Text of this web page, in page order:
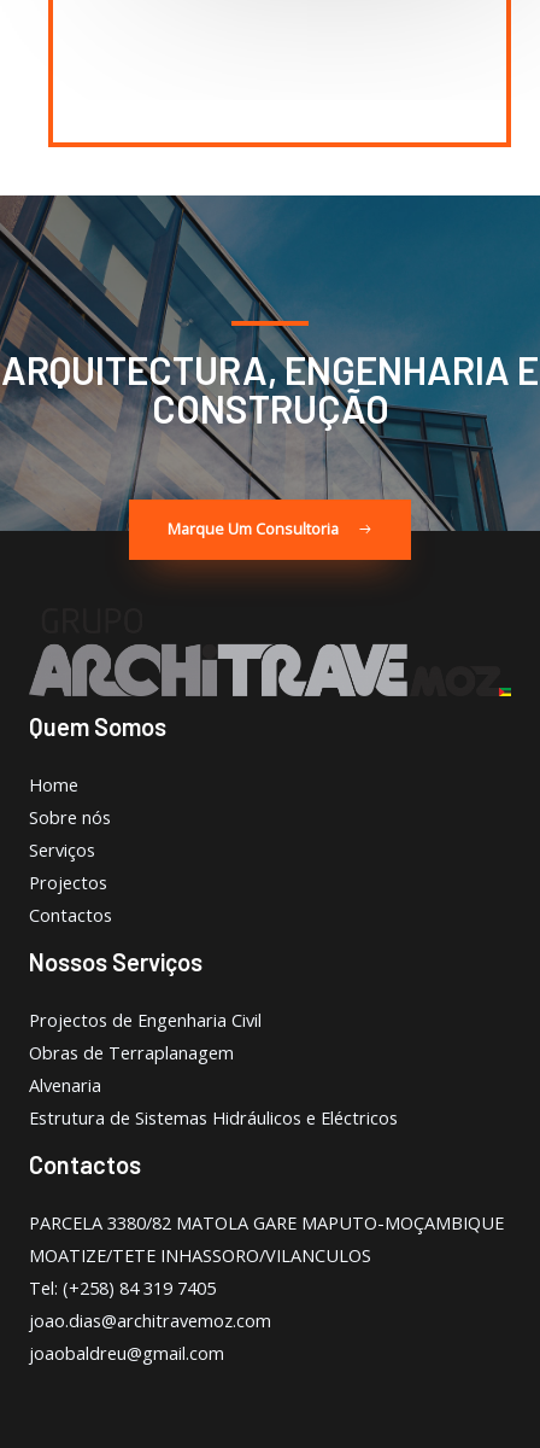
ARQUITECTURA, ENGENHARIA E
CONSTRUÇÃO
Marque Um Consultoria
Quem Somos
Home
Sobre nós
Serviços
Projectos
Contactos
Nossos Serviços
Projectos de Engenharia Civil
Obras de Terraplanagem
Alvenaria
Estrutura de Sistemas Hidráulicos e Eléctricos
Contactos
PARCELA 3380/82 MATOLA GARE MAPUTO-MOÇAMBIQUE
MOATIZE/TETE INHASSORO/VILANCULOS
Tel: (+258) 84 319 7405
joao.dias@architravemoz.com
joaobaldreu@gmail.com